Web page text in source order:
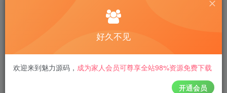
2024全新返佣商城分销商城购
物商城分销返佣系统商城购物
好久不见
欢迎来到魅力源码 ， 成为家人会员可尊享全站98%资源免费下载
开通会员